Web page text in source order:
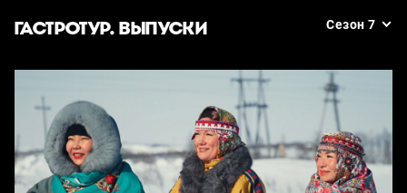
ГАСТРОТУР. ВЫПУСКИ Сезон 7